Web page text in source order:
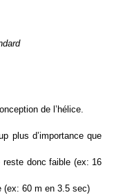
de l’hélice.
plus d’importance que
reste donc faible (ex: 16
(ex: 60 m en 3.5 sec)